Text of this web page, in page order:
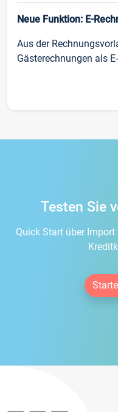
Neue Funktion: E-
Aus der
Gästerechnungen als
Testen Sie
Quick Start über